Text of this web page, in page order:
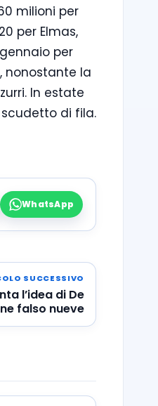
milioni per
per Elmas,
per
nonostante la
In estate
di fila.
WhatsApp
SUCCESSIVO
l’idea di De
falso nueve